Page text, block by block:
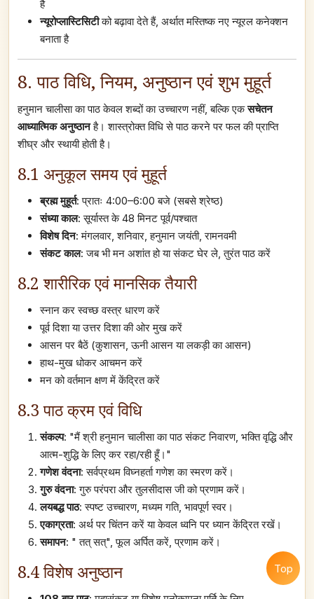
है
न्यूरोप्लास्टिसिटीको बढ़ावा देते हैं, अर्थात मस्तिष्क नए न्यूरल कनेक्शन
बनाता है
8. पाठ विधि, नियम, अनुष्ठान एवं शुभ मुहूर्त
हनुमान चालीसा का पाठ केवल शब्दों का उच्चारण नहीं, बल्कि एकसचेतन
आध्यात्मिक अनुष्ठानहै। शास्त्रोक्त विधि से पाठ करने पर फल की प्राप्ति
शीघ्र और स्थायी होती है।
8.1 अनुकूल समय एवं मुहूर्त
ब्रह्म मुहूर्त: प्रातः 4:00–6:00 बजे (सबसे श्रेष्ठ)
संध्या काल: सूर्यास्त के 48 मिनट पूर्व/पश्चात
विशेष दिन: मंगलवार, शनिवार, हनुमान जयंती, रामनवमी
संकट काल: जब भी मन अशांत हो या संकट घेर ले, तुरंत पाठ करें
8.2 शारीरिक एवं मानसिक तैयारी
स्नान कर स्वच्छ वस्त्र धारण करें
पूर्व दिशा या उत्तर दिशा की ओर मुख करें
आसन पर बैठें (कुशासन, ऊनी आसन या लकड़ी का आसन)
हाथ-मुख धोकर आचमन करें
मन को वर्तमान क्षण में केंद्रित करें
8.3 पाठ क्रम एवं विधि
संकल्प: "मैं श्री हनुमान चालीसा का पाठ संकट निवारण, भक्ति वृद्धि और
आत्म-शुद्धि के लिए कर रहा/रही हूँ।"
गणेश वंदना: सर्वप्रथम विघ्नहर्ता गणेश का स्मरण करें।
गुरु वंदना: गुरु परंपरा और तुलसीदास जी को प्रणाम करें।
लयबद्ध पाठ: स्पष्ट उच्चारण, मध्यम गति, भावपूर्ण स्वर।
एकाग्रता: अर्थ पर चिंतन करें या केवल ध्वनि पर ध्यान केंद्रित रखें।
समापन: " तत् सत्", फूल अर्पित करें, प्रणाम करें।
8.4 विशेष अनुष्ठान Top